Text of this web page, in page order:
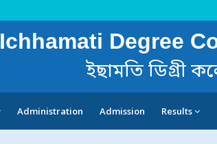
Ichhamati Degree
ইছামতি ডিগ্রী
Administration Admission Results